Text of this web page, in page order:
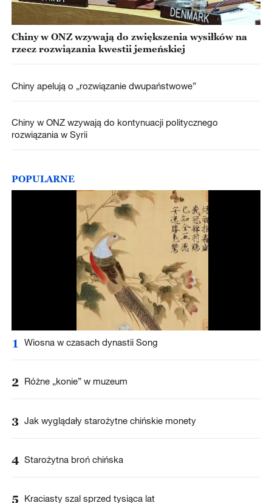
Chiny w ONZ wzywają do zwiększenia wysiłków na
rzecz rozwiązania kwestii jemeńskiej
Chiny apelują o „rozwiązanie dwupaństwowe”
Chiny w ONZ wzywają do kontynuacji politycznego
rozwiązania w Syrii
POPULARNE
1 Wiosna w czasach dynastii Song
2 Różne „konie” w muzeum
3 Jak wyglądały starożytne chińskie monety
4 Starożytna broń chińska
5 Kraciasty szal sprzed tysiąca lat